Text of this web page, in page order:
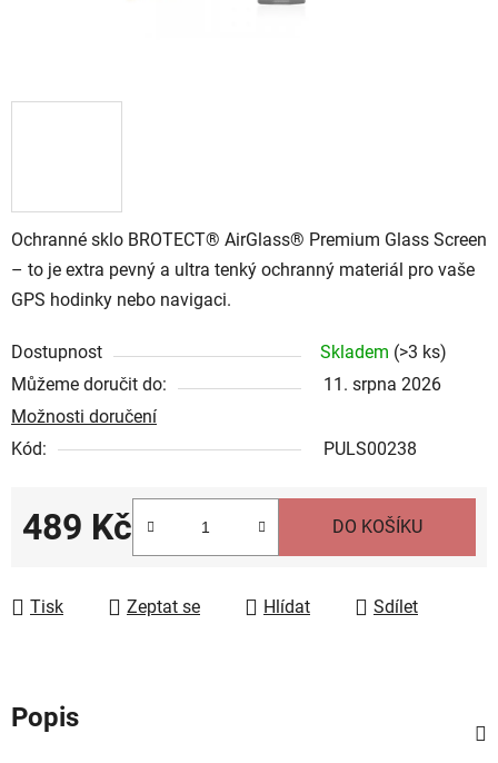
Ochranné sklo BROTECT® AirGlass® Premium Glass Screen
– to je extra pevný a ultra tenký ochranný materiál pro vaše
GPS hodinky nebo navigaci.
Dostupnost Skladem (>3 ks)
Můžeme doručit do:
11. srpna 2026
Možnosti doručení
Kód:
PULS00238
489 Kč DO KOŠÍKU
Tisk Zeptat se Hlídat Sdílet
Popis